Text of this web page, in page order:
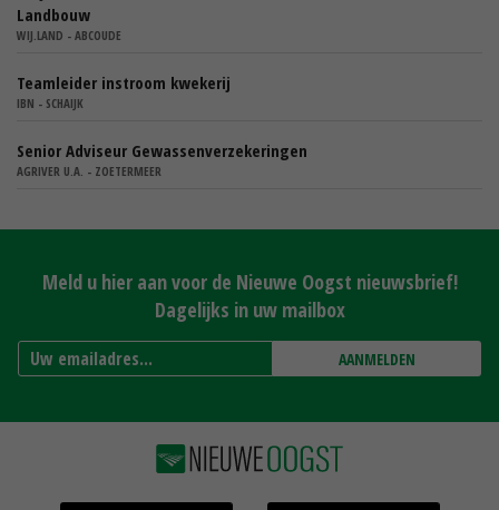
Landbouw
WIJ.LAND - ABCOUDE
Teamleider instroom kwekerij
IBN - SCHAIJK
Senior Adviseur Gewassenverzekeringen
AGRIVER U.A. - ZOETERMEER
Meld u hier aan voor de Nieuwe Oogst nieuwsbrief!
Dagelijks in uw mailbox
AANMELDEN